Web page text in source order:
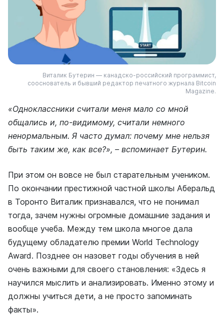
Виталик Бутерин — канадско-российский программист,
сооснователь и бывший редактор печатного журнала Bitcoin
Magazine.
«Одноклассники считали меня мало со мной
общались и, по-видимому, считали немного
ненормальным. Я часто думал: почему мне нельзя
быть таким же, как все?», – вспоминает Бутерин.
При этом он вовсе не был старательным учеником.
По окончании престижной частной школы Аберальд
в Торонто Виталик признавался, что не понимал
тогда, зачем нужны огромные домашние задания и
вообще учеба. Между тем школа многое дала
будущему обладателю премии World Technology
Award. Позднее он назовет годы обучения в ней
очень важными для своего становления: «Здесь я
научился мыслить и анализировать. Именно этому и
должны учиться дети, а не просто запоминать
факты».